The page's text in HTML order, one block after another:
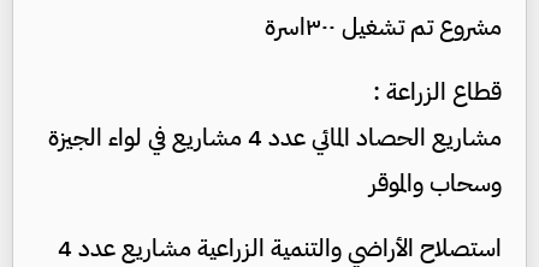
مشروع تم تشغيل ٣٠٠اسرة
قطاع الزراعة :
مشاريع الحصاد المائي عدد 4 مشاريع في لواء الجيزة
وسحاب والموقر
استصلاح الأراضي والتنمية الزراعية مشاريع عدد 4